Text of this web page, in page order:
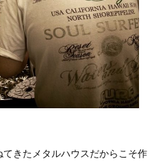
きたメタルハウスだからこそ作